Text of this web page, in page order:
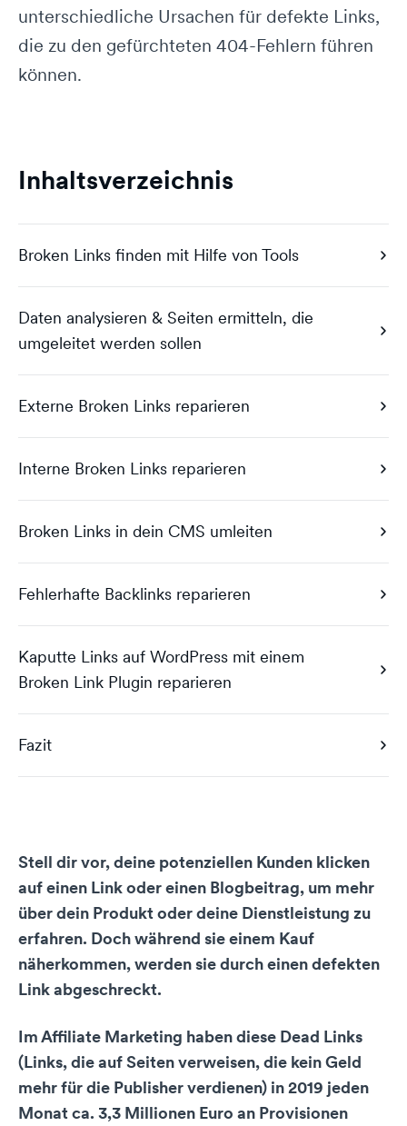
unterschiedliche Ursachen für defekte Links,
die zu den gefürchteten 404-Fehlern führen
können.
Inhaltsverzeichnis
Broken Links finden mit Hilfe von Tools
Daten analysieren & Seiten ermitteln, die
umgeleitet werden sollen
Externe Broken Links reparieren
Interne Broken Links reparieren
Broken Links in dein CMS umleiten
Fehlerhafte Backlinks reparieren
Kaputte Links auf WordPress mit einem
Broken Link Plugin reparieren
Fazit
Stell dir vor, deine potenziellen Kunden klicken
auf einen Link oder einen Blogbeitrag, um mehr
über dein Produkt oder deine Dienstleistung zu
erfahren. Doch während sie einem Kauf
näherkommen, werden sie durch einen defekten
Link abgeschreckt.
Im Affiliate Marketing haben diese Dead Links
(Links, die auf Seiten verweisen, die kein Geld
mehr für die Publisher verdienen) in 2019 jeden
Monat ca. 3,3 Millionen Euro an Provisionen